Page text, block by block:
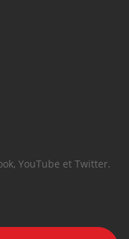
YouTube et Twitter.